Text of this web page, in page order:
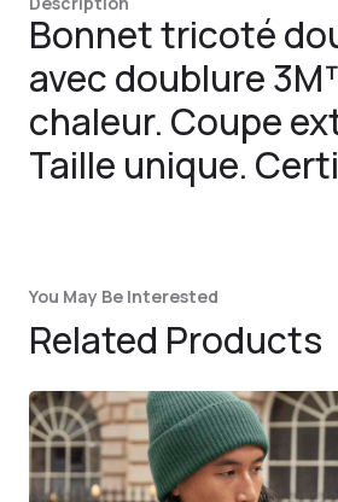
Bonnet tricoté
avec doublure
chaleur. Coupe
Taille unique.
You May Be Interested
Related Products